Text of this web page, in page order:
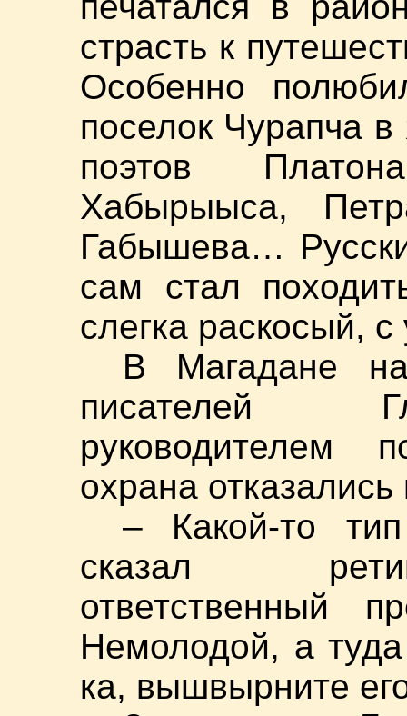
страсть к
Особенно
поселок Чурапча
поэтов
Хабырыыса,
Габышева…
сам стал
слегка раскосый,
В Магадане
писателей
руководителем
охрана отказались
– Какой-то
сказал
ответственный
Немолодой, а
ка, вышвырните